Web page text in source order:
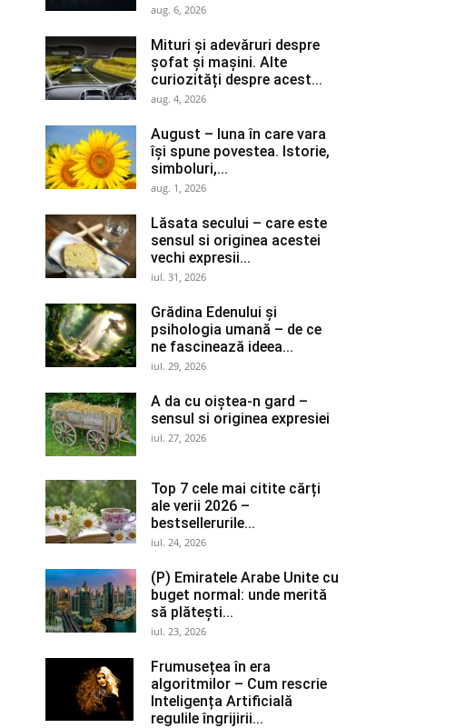
aug. 6, 2026
Mituri și adevăruri despre
șofat și mașini. Alte
curiozități despre acest...
aug. 4, 2026
August – luna în care vara
își spune povestea. Istorie,
simboluri,...
aug. 1, 2026
Lăsata secului – care este
sensul si originea acestei
vechi expresii...
iul. 31, 2026
Grădina Edenului și
psihologia umană – de ce
ne fascinează ideea...
iul. 29, 2026
A da cu oiștea-n gard –
sensul si originea expresiei
iul. 27, 2026
Top 7 cele mai citite cărți
ale verii 2026 –
bestsellerurile...
iul. 24, 2026
(P) Emiratele Arabe Unite cu
buget normal: unde merită
să plătești...
iul. 23, 2026
Frumusețea în era
algoritmilor – Cum rescrie
Inteligența Artificială
regulile îngrijirii...